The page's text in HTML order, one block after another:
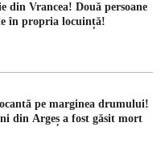
din Vrancea! Două persoane
în propria locuință!
pe marginea drumului!
din Argeș a fost găsit mort